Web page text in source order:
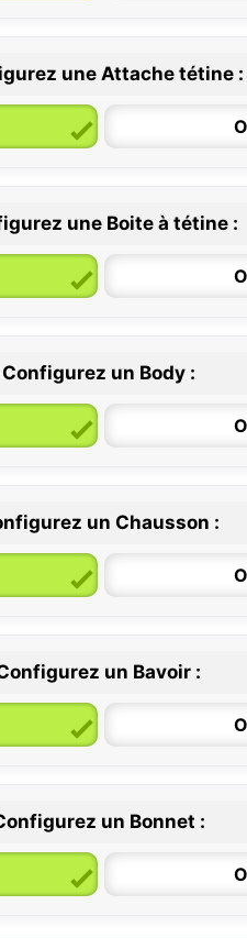
une Attache tétine :
une Boite à tétine :
Configurez un Body :
6 / 12 mois
un Chausson :
un Bavoir :
un Bonnet :